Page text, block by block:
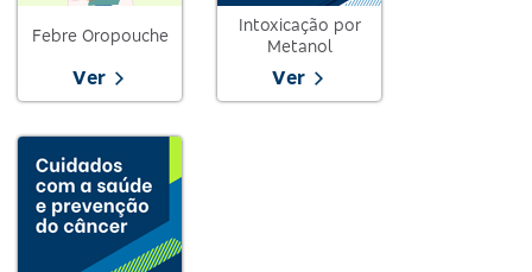
Febre Oropouche
Ver
Intoxicação por
Metanol
Ver